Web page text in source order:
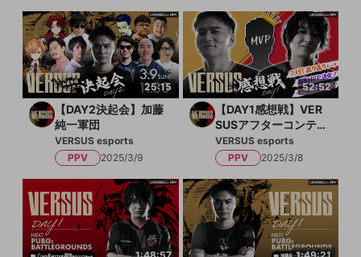
25:15
【DAY2決起会】加藤
純一軍団
VERSUS esports
PPV
2025/3/9
52:52
【DAY1感想戦】VER
SUSアフターコンテ
ンツ
VERSUS esports
PPV
2025/3/8